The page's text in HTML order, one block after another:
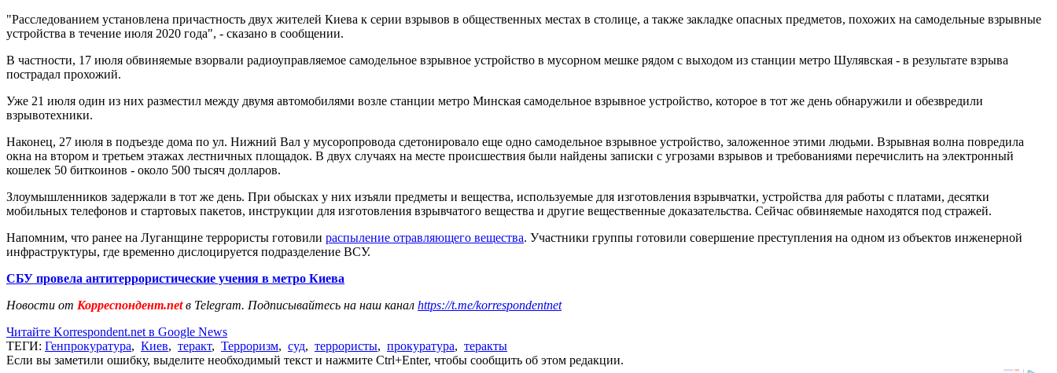
"Расследованием установлена причастность двух жителей Киева к серии взрывов в общественных местах в столице, а также закладке опасных предметов, похожих на самодельные взрывные
устройства в течение июля 2020 года", - сказано в сообщении.
В частности, 17 июля обвиняемые взорвали радиоуправляемое самодельное взрывное устройство в мусорном мешке рядом с выходом из станции метро Шулявская - в результате взрыва
пострадал прохожий.
Уже 21 июля один из них разместил между двумя автомобилями возле станции метро Минская самодельное взрывное устройство, которое в тот же день обнаружили и обезвредили
взрывотехники.
Наконец, 27 июля в подъезде дома по ул. Нижний Вал у мусоропровода сдетонировало еще одно самодельное взрывное устройство, заложенное этими людьми. Взрывная волна повредила
окна на втором и третьем этажах лестничных площадок. В двух случаях на месте происшествия были найдены записки с угрозами взрывов и требованиями перечислить на электронный
кошелек 50 биткоинов - около 500 тысяч долларов.
Злоумышленников задержали в тот же день. При обысках у них изъяли предметы и вещества, используемые для изготовления взрывчатки, устройства для работы с платами, десятки
мобильных телефонов и стартовых пакетов, инструкции для изготовления взрывчатого вещества и другие вещественные доказательства. Сейчас обвиняемые находятся под стражей.
Напомним, что ранее на Луганщине террористы готовили распыление отравляющего вещества. Участники группы готовили совершение преступления на одном из объектов инженерной
инфраструктуры, где временно дислоцируется подразделение ВСУ.
СБУ провела антитеррористические учения в метро Киева
Новости от Корреспондент.netв Telegram. Подписывайтесь на наш канал https://t.me/korrespondentnet
Читайте Korrespondent.net в Google News
ТЕГИ: Генпрокуратура, Киев, теракт, Терроризм, суд, террористы, прокуратура, теракты
Если вы заметили ошибку, выделите необходимый текст и нажмите Ctrl+Enter, чтобы сообщить об этом редакции.